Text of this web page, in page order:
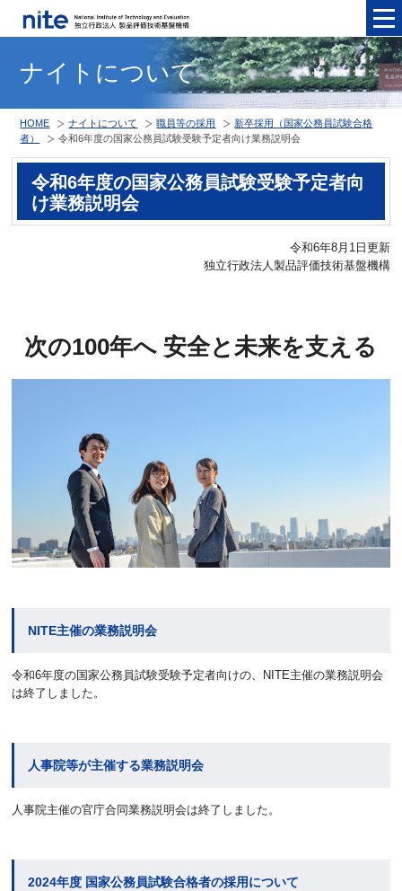
ナイトについて
HOME ナイトについて 職員等の採用
新卒採用（国家公務員試験合格
者）
令和6年度の国家公務員試験受験予定者向け業務説明会
令和6年度の国家公務員試験受験予定者向
け業務説明会
令和6年8月1日更新
独立行政法人製品評価技術基盤機構
次の100年へ 安全と未来を支える
NITE主催の業務説明会
令和6年度の国家公務員試験受験予定者向けの、NITE主催の業務説明会
は終了しました。
人事院等が主催する業務説明会
人事院主催の官庁合同業務説明会は終了しました。
2024年度 国家公務員試験合格者の採用について